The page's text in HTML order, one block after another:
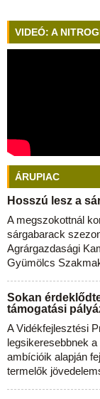
VIDEÓ: A
ÁRUPIAC
Hosszú lesz a
A megszokottnál
sárgabarack
Agrárgazdasági
Gyümölcs
Sokan
támogatási
A Vidékfejlesztési
legsikeresebbnek
ambícióik alapján
termelők